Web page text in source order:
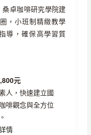
卓咖啡研究學院建
，小班制精緻教學
導，確保高學習質
元
人，快速建立國
啡觀念與全方位
情